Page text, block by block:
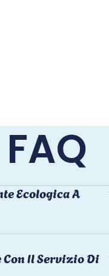
FAQ
Ecologica A
Il Servizio Di